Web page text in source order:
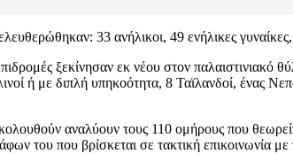
33 ανήλικοι, 49 ενήλικες
ξεκίνησαν εκ νέου στον
ή με διπλή υπηκοότητα, 8 Ταϊλανδοί, ένας
αναλύουν τους 110 ομήρους που
του που βρίσκεται σε τακτική επικοινωνία